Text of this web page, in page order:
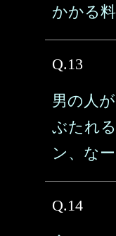
かかる
Q.13
男の人
ぶたれ
ン、な
Q.14